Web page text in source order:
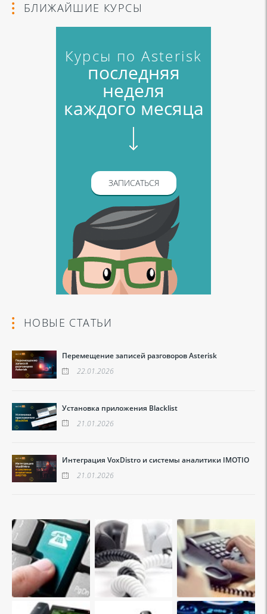
БЛИЖАЙШИЕ КУРСЫ
Курсы по Asterisk
последняя
неделя
каждого месяца
ЗАПИСАТЬСЯ
НОВЫЕ СТАТЬИ
Перемещение записей разговоров Asterisk
22.01.2026
Установка приложения Blacklist
21.01.2026
Интеграция VoxDistro и системы аналитики IMOTIO
21.01.2026